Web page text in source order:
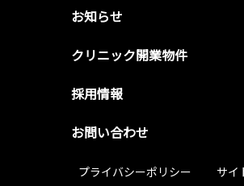
お知らせ
クリニック開業物件
採用情報
お問い合わせ
プライバシーポリシー サイ